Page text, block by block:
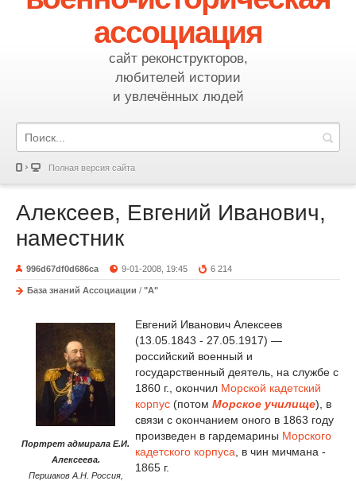
ассоциация
сайт реконструкторов,
любителей истории
и увлечённых людей
Полная версия сайта
Алексеев, Евгений Иванович,
наместник
996d67df0d686ca 9-01-2008, 19:45 6 214
База знаний Ассоциации / "А"
Портрет адмирала Е.И.
Алексеева.
Першаков А.Н. Россия,
Евгений Иванович Алексеев
(13.05.1843 - 27.05.1917) —
российский военный и
государственный деятель, на службе с
1860 г., окончил Морской кадетский
корпус (потом Морское училище), в
связи с окончанием оного в 1863 году
произведен в гардемарины Морского
кадетского корпуса , в чин мичмана -
1865 г.